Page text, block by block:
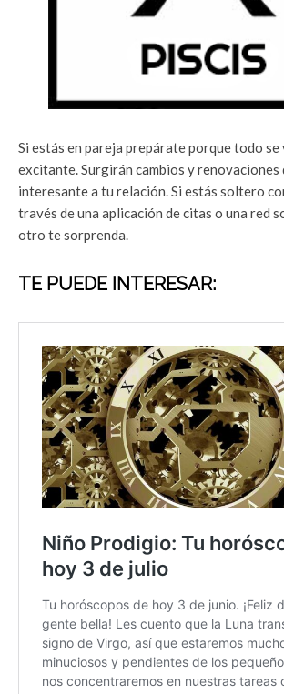
Si estás en pareja prepárate porque todo se
excitante. Surgirán cambios y renovaciones
interesante a tu relación. Si estás soltero
través de una aplicación de citas o una red
otro te sorprenda.
TE PUEDE INTERESAR: